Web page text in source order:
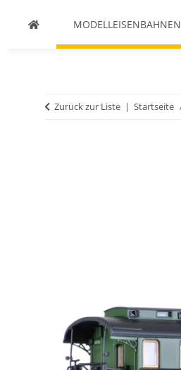
MODELLEISENBAHNEN
Zurück zur Liste Startseite